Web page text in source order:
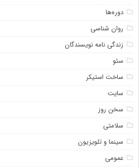
دوره‌ها
روان شناسی
زندگی نامه نویسندگان
سئو
ساخت استیکر
سایت
سخن روز
سلامتی
سینما و تلویزیون
عمومی